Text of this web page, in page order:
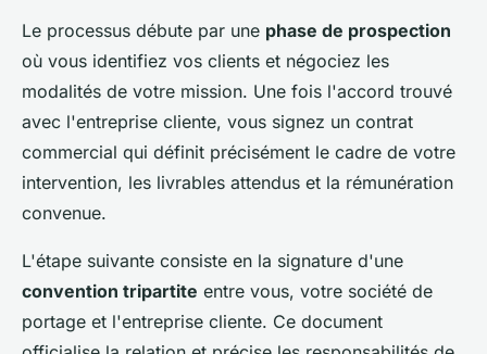
Le processus débute par une phase de prospection
où vous identifiez vos clients et négociez les
modalités de votre mission. Une fois l'accord trouvé
avec l'entreprise cliente, vous signez un contrat
commercial qui définit précisément le cadre de votre
intervention, les livrables attendus et la rémunération
convenue.
L'étape suivante consiste en la signature d'une
convention tripartite entre vous, votre société de
portage et l'entreprise cliente. Ce document